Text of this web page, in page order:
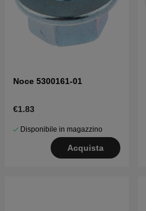
Noce 5300161-01
€1.83
Disponibile in magazzino
Acquista